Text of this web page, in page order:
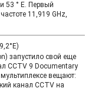
53 ° E. Первый
11,919 GHz,
запустило свой еще
CCTV 9 Documentary
вещают:
канал CCTV на